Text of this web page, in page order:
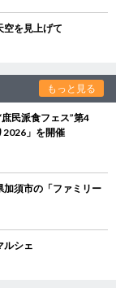
空を見上げて
もっと見る
民派食フェス”第4
2026」を開催
須市の「ファミリー
ルシェ